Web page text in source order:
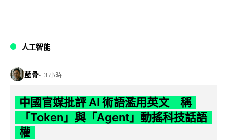
人工智能
藍骨 3 小時
中國官媒批評 AI 術語濫用英文 稱
「Token」與「Agent」動搖科技話語
權